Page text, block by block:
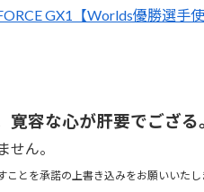
GX1【Worlds優勝選手使
容な心が肝要でござる
せん。
とを承諾の上書き込みをお願いいた